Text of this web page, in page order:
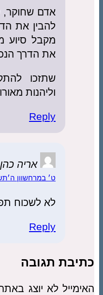
אדם שחוקר,
להבין את
מקבל סיוע
את הדרך
שתזכו
וליהנות
Reply
אריה כהן
ט׳ במרחשוון
לא לשכוח
Reply
כתיבת תגובה
האימייל לא יוצג